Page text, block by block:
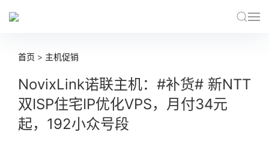
首页 > 主机促销
NovixLink诺联主机：#补货# 新NTT
双ISP住宅IP优化VPS，月付34元
起，192小众号段